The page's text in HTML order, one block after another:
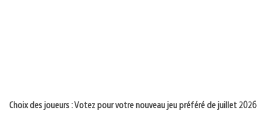
Choix des joueurs : Votez pour votre nouveau jeu préféré de juillet 2026